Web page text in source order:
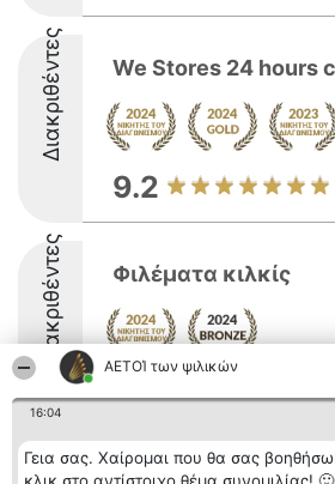
ΑΕΤΟΊ των ψιλικών
16:04
Γεια σας. Χαίρομαι που θα σας
Διακριθέντες We Stores 24 hours
9.2
Διακριθέντες Φιλέματα κιλκίς
8.6
Διοργανωτής της Κατάταξη